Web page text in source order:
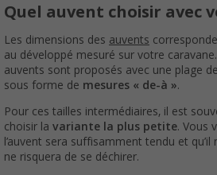
Quel auvent choisir avec
Les dimensions des auvents
au développé mesuré sur votre
auvents sont proposés avec une plage
sous forme de mesures « de-à ».
Pour ces tailles intermédiaires, il est
choisir la variante la plus petite. Vous
l’auvent sera suffisamment tendu et
ne risquera de se déchirer.